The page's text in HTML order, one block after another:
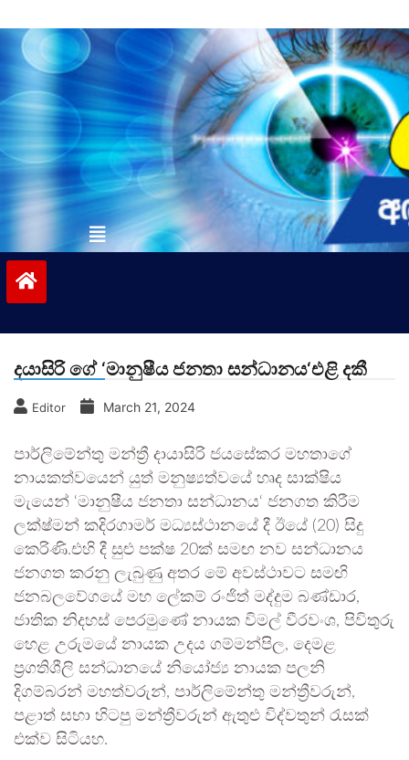
to
contentvinivida.lk
දයාසිරි ගේ ‘මානුෂීය ජනතා සන්ධානය‘එළි දකී
Editor March 21, 2024
පාර්ලිමේන්තු මන්ත්‍රී දායාසිරි ජයසේකර මහතාගේ
නායකත්වයෙන් යුත් මනුෂ්‍යත්වයේ හෘද සාක්ෂිය
මැයෙන් ‘මානුෂීය ජනතා සන්ධානය‘ ජනගත කිරීම
ලක්ෂ්මන් කදිරගාමර් මධ්‍යස්ථානයේ දී ඊයේ (20) සිදු
කෙරිණි.එහි දී සුළු පක්ෂ 20ක් සමඟ නව සන්ධානය
ජනගත කරනු ලැබුණු අතර මේ අවස්ථාවට සමඟි
ජනබලවේගයේ මහ ලේකම් රංජිත් මද්දුම බණ්ඩාර,
ජාතික නිදහස් පෙරමුණේ නායක විමල් වීරවංශ, පිවිතුරු
හෙළ උරුමයේ නායක උදය ගම්මන්පිල, දෙමළ
ප්‍රගතිශීලි සන්ධානයේ නියෝජ්‍ය නායක පලනි
දිගම්බරන් මහත්වරුන්, පාර්ලිමේන්තු මන්ත්‍රීවරුන්,
පළාත් සභා හිටපු මන්ත්‍රීවරුන් ඇතුළු විද්වතුන් රැසක්
එක්ව සිටියහ.